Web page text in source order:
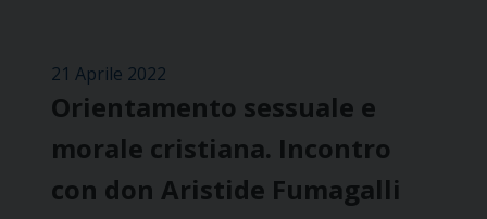
21 Aprile 2022
Orientamento sessuale e
morale cristiana. Incontro
con don Aristide Fumagalli